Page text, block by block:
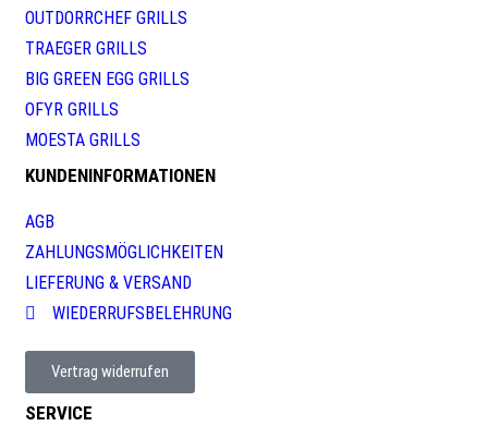
OUTDORRCHEF GRILLS
TRAEGER GRILLS
BIG GREEN EGG GRILLS
OFYR GRILLS
MOESTA GRILLS
KUNDENINFORMATIONEN
AGB
ZAHLUNGSMÖGLICHKEITEN
LIEFERUNG & VERSAND
WIEDERRUFSBELEHRUNG
Vertrag widerrufen
SERVICE